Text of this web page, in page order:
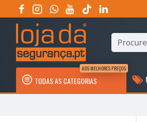
TODAS AS CATEGORIAS
AOS MELHORES PREÇOS